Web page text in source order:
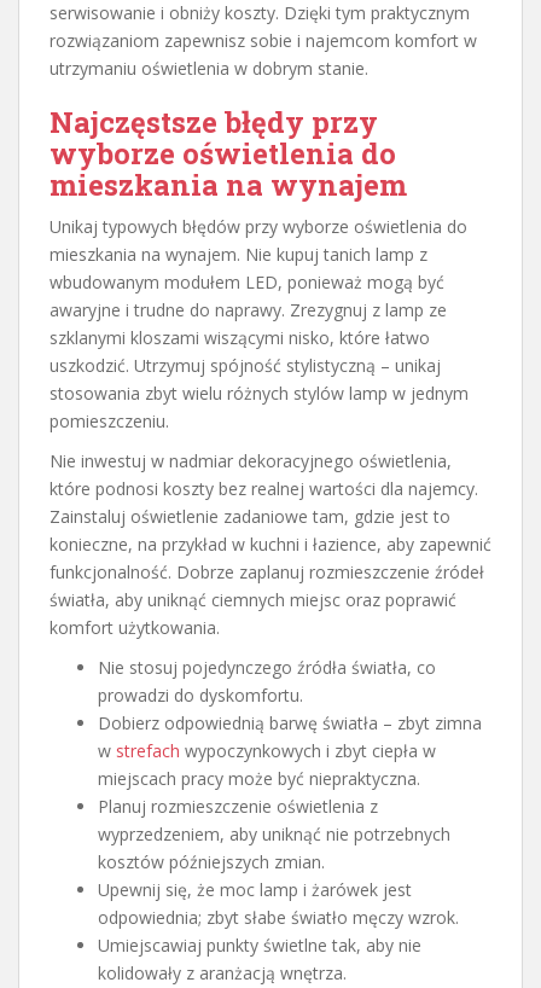
serwisowanie i obniży koszty. Dzięki tym praktycznym
rozwiązaniom zapewnisz sobie i najemcom komfort w
utrzymaniu oświetlenia w dobrym stanie.
Najczęstsze błędy przy
wyborze oświetlenia do
mieszkania na wynajem
Unikaj typowych błędów przy wyborze oświetlenia do
mieszkania na wynajem. Nie kupuj tanich lamp z
wbudowanym modułem LED, ponieważ mogą być
awaryjne i trudne do naprawy. Zrezygnuj z lamp ze
szklanymi kloszami wiszącymi nisko, które łatwo
uszkodzić. Utrzymuj spójność stylistyczną – unikaj
stosowania zbyt wielu różnych stylów lamp w jednym
pomieszczeniu.
Nie inwestuj w nadmiar dekoracyjnego oświetlenia,
które podnosi koszty bez realnej wartości dla najemcy.
Zainstaluj oświetlenie zadaniowe tam, gdzie jest to
konieczne, na przykład w kuchni i łazience, aby zapewnić
funkcjonalność. Dobrze zaplanuj rozmieszczenie źródeł
światła, aby uniknąć ciemnych miejsc oraz poprawić
komfort użytkowania.
Nie stosuj pojedynczego źródła światła, co
prowadzi do dyskomfortu.
Dobierz odpowiednią barwę światła – zbyt zimna
w strefach wypoczynkowych i zbyt ciepła w
miejscach pracy może być niepraktyczna.
Planuj rozmieszczenie oświetlenia z
wyprzedzeniem, aby uniknąć nie potrzebnych
kosztów późniejszych zmian.
Upewnij się, że moc lamp i żarówek jest
odpowiednia; zbyt słabe światło męczy wzrok.
Umiejscawiaj punkty świetlne tak, aby nie
kolidowały z aranżacją wnętrza.